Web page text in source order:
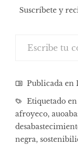
Suscríbete y
Publicada en
Etiquetado en
afroyeco,
negra,